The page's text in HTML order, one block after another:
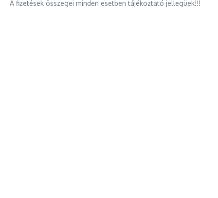
A fizetések összegei minden esetben tájékoztató jellegüek!!!